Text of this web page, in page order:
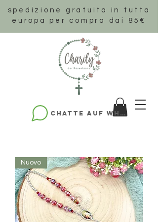
spedizione gratuita in tutta
europa per compra dai 85€
Chatte auf WhatsApp
Nuovo